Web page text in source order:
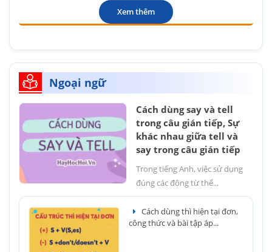
Xem thêm
Ngoại ngữ
Cách dùng say và tell
trong câu gián tiếp, Sự
khác nhau giữa tell và
say trong câu gián tiếp
Trong tiếng Anh, việc sử dụng
đúng các động từ thể...
Cách dùng thì hiện tại đơn,
công thức và bài tập áp...